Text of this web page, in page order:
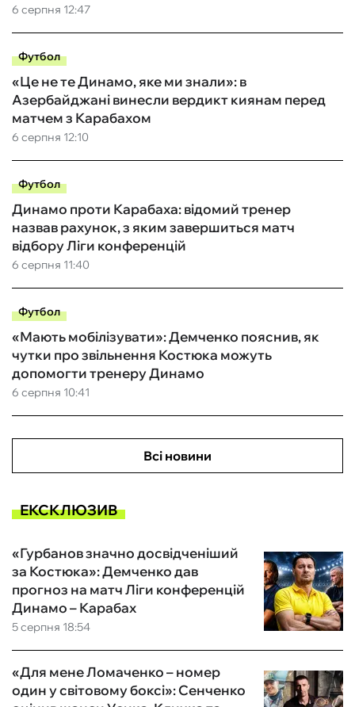
6 серпня 12:47
Футбол
6 серпня 12:10
«Це не те Динамо, яке ми знали»: в
Азербайджані винесли вердикт киянам перед
матчем з Карабахом
Футбол
6 серпня 11:40
Динамо проти Карабаха: відомий тренер
назвав рахунок, з яким завершиться матч
відбору Ліги конференцій
Футбол
6 серпня 10:41
«Мають мобілізувати»: Демченко пояснив, як
чутки про звільнення Костюка можуть
допомогти тренеру Динамо
Всі новини
ЕКСКЛЮЗИВ
5 серпня 18:54
«Гурбанов значно досвідченіший
за Костюка»: Демченко дав
прогноз на матч Ліги конференцій
Динамо – Карабах
«Для мене Ломаченко – номер
один у світовому боксі»: Сенченко